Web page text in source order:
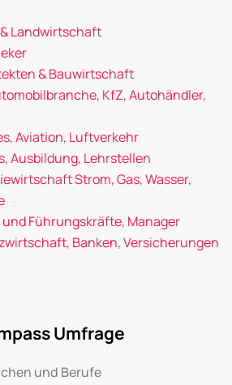
Landwirtschaft
& Bauwirtschaft
KfZ, Autohändler,
Aviation, Luftverkehr
Ausbildung, Lehrstellen
Strom, Gas, Wasser,
Führungskräfte, Manager
Banken, Versicherungen
Umfrage
und Berufe